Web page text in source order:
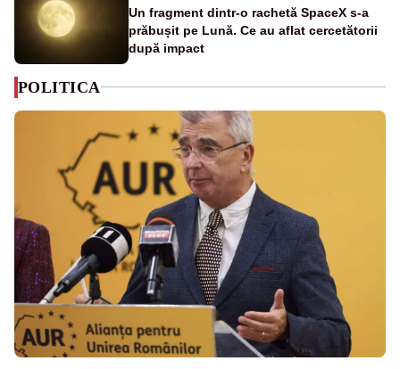
Un fragment dintr-o rachetă SpaceX s-a
prăbușit pe Lună. Ce au aflat cercetătorii
după impact
POLITICA